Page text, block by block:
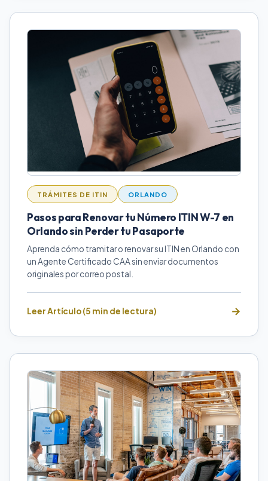
TRÁMITES DE ITIN ORLANDO
Pasos para Renovar tu Número ITIN W-7 en
Orlando sin Perder tu Pasaporte
Aprenda cómo tramitar o renovar su ITIN en Orlando con
un Agente Certificado CAA sin enviar documentos
originales por correo postal.
Leer Artículo (5 min de lectura)